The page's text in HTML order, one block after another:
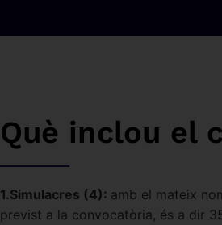
Què inclou el
1.Simulacres (4): amb el mateix
previst a la convocatòria, és a dir